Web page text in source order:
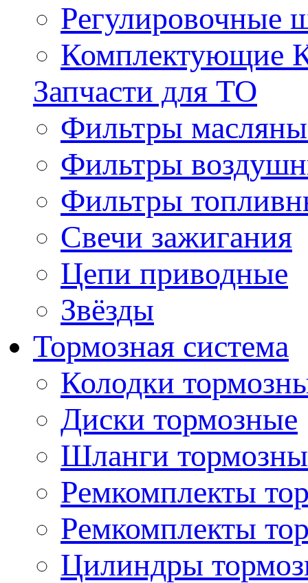
Регулировочные
Комплектующие
Запчасти для ТО
Фильтры
Фильтры
Фильтры
Свечи зажигания
Цепи приводные
Звёзды
Тормозная система
Колодки
Диски тормозные
Шланги
Ремкомплекты
Ремкомплекты
Цилиндры